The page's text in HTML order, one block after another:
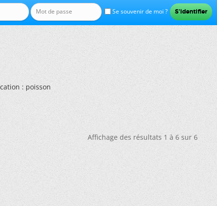
Se souvenir de moi ?
: poisson
Affichage des résultats 1 à 6 sur 6